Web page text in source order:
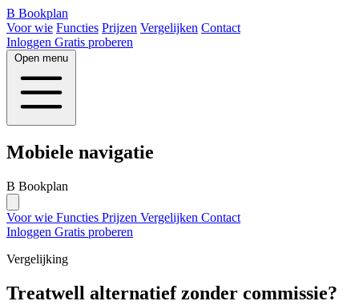
B Bookplan
Voor wie Functies Prijzen Vergelijken Contact
Inloggen Gratis proberen
Open menu
Mobiele navigatie
B Bookplan
Voor wie Functies Prijzen Vergelijken Contact
Inloggen Gratis proberen
Vergelijking
Treatwell alternatief zonder commissie?